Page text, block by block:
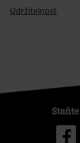
Udržitelnost